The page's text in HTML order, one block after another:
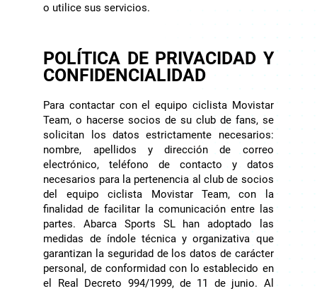
o utilice sus servicios.
POLÍTICA DE PRIVACIDAD Y
CONFIDENCIALIDAD
Para contactar con el equipo ciclista Movistar
Team, o hacerse socios de su club de fans, se
solicitan los datos estrictamente necesarios:
nombre, apellidos y dirección de correo
electrónico, teléfono de contacto y datos
necesarios para la pertenencia al club de socios
del equipo ciclista Movistar Team, con la
finalidad de facilitar la comunicación entre las
partes. Abarca Sports SL han adoptado las
medidas de índole técnica y organizativa que
garantizan la seguridad de los datos de carácter
personal, de conformidad con lo establecido en
el Real Decreto 994/1999, de 11 de junio. Al